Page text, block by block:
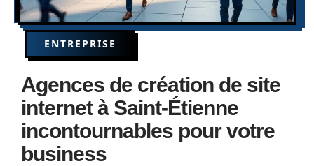
ENTREPRISE
Agences de création de site
internet à Saint-Étienne
incontournables pour votre
business